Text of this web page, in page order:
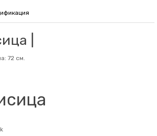
|
72 см.